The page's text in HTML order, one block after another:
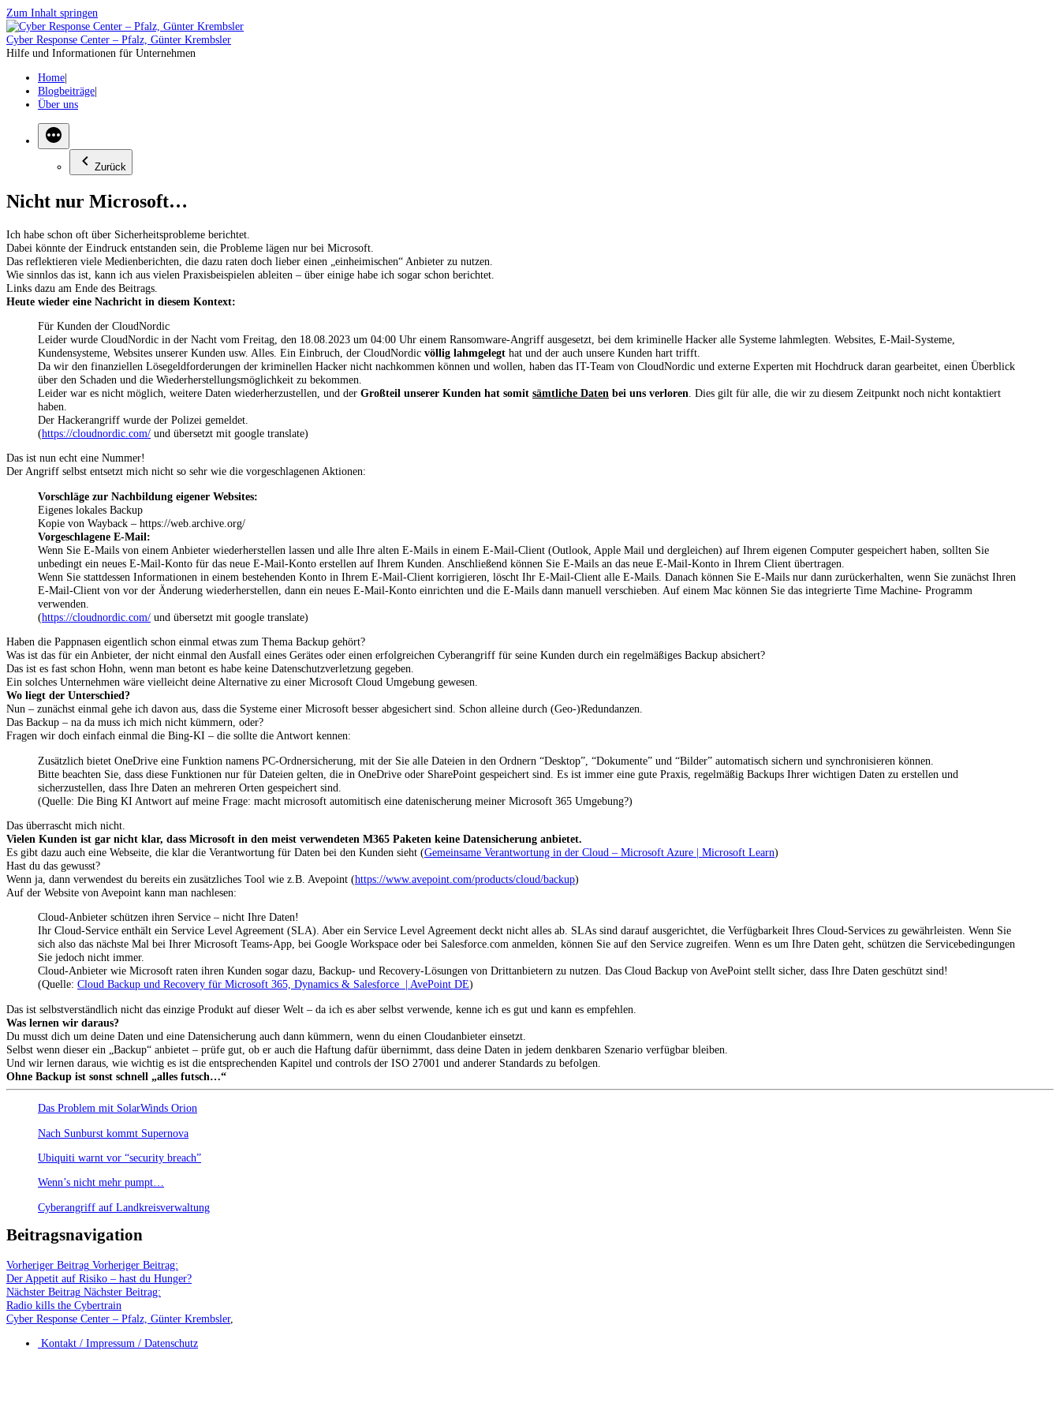
Zum Inhalt springen
Cyber Response Center – Pfalz, Günter Krembsler
Hilfe und Informationen für Unternehmen
Home
Blogbeiträge
Über uns
Zurück
Nicht nur Microsoft…
Ich habe schon oft über Sicherheitsprobleme berichtet.
Dabei könnte der Eindruck entstanden sein, die Probleme lägen nur bei Microsoft.
Das reflektieren viele Medienberichten, die dazu raten doch lieber einen „einheimischen“ Anbieter zu nutzen.
Wie sinnlos das ist, kann ich aus vielen Praxisbeispielen ableiten – über einige habe ich sogar schon berichtet.
Links dazu am Ende des Beitrags.
Heute wieder eine Nachricht in diesem Kontext:
Für Kunden der CloudNordic
Leider wurde CloudNordic in der Nacht vom Freitag, den 18.08.2023 um 04:00 Uhr einem Ransomware-Angriff ausgesetzt, bei dem kriminelle Hacker alle Systeme lahmlegten. Websites, E-Mail-Systeme,
Kundensysteme, Websites unserer Kunden usw. Alles. Ein Einbruch, der CloudNordic völlig lahmgelegt hat und der auch unsere Kunden hart trifft.
Da wir den finanziellen Lösegeldforderungen der kriminellen Hacker nicht nachkommen können und wollen, haben das IT-Team von CloudNordic und externe Experten mit Hochdruck daran gearbeitet, einen Überblick
über den Schaden und die Wiederherstellungsmöglichkeit zu bekommen.
Leider war es nicht möglich, weitere Daten wiederherzustellen, und der Großteil unserer Kunden hat somit sämtliche Daten bei uns verloren . Dies gilt für alle, die wir zu diesem Zeitpunkt noch nicht kontaktiert
haben.
Der Hackerangriff wurde der Polizei gemeldet.
(https://cloudnordic.com/ und übersetzt mit google translate)
Das ist nun echt eine Nummer!
Der Angriff selbst entsetzt mich nicht so sehr wie die vorgeschlagenen Aktionen:
Vorschläge zur Nachbildung eigener Websites:
Eigenes lokales Backup
Kopie von Wayback – https://web.archive.org/
Vorgeschlagene E-Mail:
Wenn Sie E-Mails von einem Anbieter wiederherstellen lassen und alle Ihre alten E-Mails in einem E-Mail-Client (Outlook, Apple Mail und dergleichen) auf Ihrem eigenen Computer gespeichert haben, sollten Sie
unbedingt ein neues E-Mail-Konto für das neue E-Mail-Konto erstellen auf Ihrem Kunden. Anschließend können Sie E-Mails an das neue E-Mail-Konto in Ihrem Client übertragen.
Wenn Sie stattdessen Informationen in einem bestehenden Konto in Ihrem E-Mail-Client korrigieren, löscht Ihr E-Mail-Client alle E-Mails. Danach können Sie E-Mails nur dann zurückerhalten, wenn Sie zunächst Ihren
E-Mail-Client von vor der Änderung wiederherstellen, dann ein neues E-Mail-Konto einrichten und die E-Mails dann manuell verschieben. Auf einem Mac können Sie das integrierte Time Machine- Programm
verwenden.
(https://cloudnordic.com/ und übersetzt mit google translate)
Haben die Pappnasen eigentlich schon einmal etwas zum Thema Backup gehört?
Was ist das für ein Anbieter, der nicht einmal den Ausfall eines Gerätes oder einen erfolgreichen Cyberangriff für seine Kunden durch ein regelmäßiges Backup absichert?
Das ist es fast schon Hohn, wenn man betont es habe keine Datenschutzverletzung gegeben.
Ein solches Unternehmen wäre vielleicht deine Alternative zu einer Microsoft Cloud Umgebung gewesen.
Wo liegt der Unterschied?
Nun – zunächst einmal gehe ich davon aus, dass die Systeme einer Microsoft besser abgesichert sind. Schon alleine durch (Geo-)Redundanzen.
Das Backup – na da muss ich mich nicht kümmern, oder?
Fragen wir doch einfach einmal die Bing-KI – die sollte die Antwort kennen:
Zusätzlich bietet OneDrive eine Funktion namens PC-Ordnersicherung, mit der Sie alle Dateien in den Ordnern “Desktop”, “Dokumente” und “Bilder” automatisch sichern und synchronisieren können.
Bitte beachten Sie, dass diese Funktionen nur für Dateien gelten, die in OneDrive oder SharePoint gespeichert sind. Es ist immer eine gute Praxis, regelmäßig Backups Ihrer wichtigen Daten zu erstellen und
sicherzustellen, dass Ihre Daten an mehreren Orten gespeichert sind.
(Quelle: Die Bing KI Antwort auf meine Frage: macht microsoft automitisch eine datenischerung meiner Microsoft 365 Umgebung?)
Das überrascht mich nicht.
Vielen Kunden ist gar nicht klar, dass Microsoft in den meist verwendeten M365 Paketen keine Datensicherung anbietet.
Es gibt dazu auch eine Webseite, die klar die Verantwortung für Daten bei den Kunden sieht (Gemeinsame Verantwortung in der Cloud – Microsoft Azure | Microsoft Learn)
Hast du das gewusst?
Wenn ja, dann verwendest du bereits ein zusätzliches Tool wie z.B. Avepoint (https://www.avepoint.com/products/cloud/backup)
Auf der Website von Avepoint kann man nachlesen:
Cloud-Anbieter schützen ihren Service – nicht Ihre Daten!
Ihr Cloud-Service enthält ein Service Level Agreement (SLA). Aber ein Service Level Agreement deckt nicht alles ab. SLAs sind darauf ausgerichtet, die Verfügbarkeit Ihres Cloud-Services zu gewährleisten. Wenn Sie
sich also das nächste Mal bei Ihrer Microsoft Teams-App, bei Google Workspace oder bei Salesforce.com anmelden, können Sie auf den Service zugreifen. Wenn es um Ihre Daten geht, schützen die Servicebedingungen
Sie jedoch nicht immer.
Cloud-Anbieter wie Microsoft raten ihren Kunden sogar dazu, Backup- und Recovery-Lösungen von Drittanbietern zu nutzen. Das Cloud Backup von AvePoint stellt sicher, dass Ihre Daten geschützt sind!
(Quelle: Cloud Backup und Recovery für Microsoft 365, Dynamics & Salesforce | AvePoint DE)
Das ist selbstverständlich nicht das einzige Produkt auf dieser Welt – da ich es aber selbst verwende, kenne ich es gut und kann es empfehlen.
Was lernen wir daraus?
Du musst dich um deine Daten und eine Datensicherung auch dann kümmern, wenn du einen Cloudanbieter einsetzt.
Selbst wenn dieser ein „Backup“ anbietet – prüfe gut, ob er auch die Haftung dafür übernimmt, dass deine Daten in jedem denkbaren Szenario verfügbar bleiben.
Und wir lernen daraus, wie wichtig es ist die entsprechenden Kapitel und controls der ISO 27001 und anderer Standards zu befolgen.
Ohne Backup ist sonst schnell „alles futsch…“
Das Problem mit SolarWinds Orion
Nach Sunburst kommt Supernova
Ubiquiti warnt vor “security breach”
Wenn’s nicht mehr pumpt…
Cyberangriff auf Landkreisverwaltung
Beitragsnavigation
Vorheriger Beitrag Vorheriger Beitrag:
Der Appetit auf Risiko – hast du Hunger?
Nächster Beitrag Nächster Beitrag:
Radio kills the Cybertrain
Cyber Response Center – Pfalz, Günter Krembsler,
Kontakt / Impressum / Datenschutz